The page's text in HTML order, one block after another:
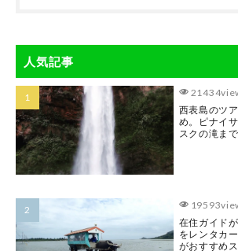
人気記事
西表島のツ
め。ピナイ
スクの滝まで
在住ガイド
をレンタカ
がおすすめ